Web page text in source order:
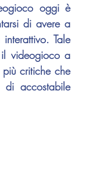
oggi è
di avere a
Tale
il videogioco a
critiche che
di accostabile